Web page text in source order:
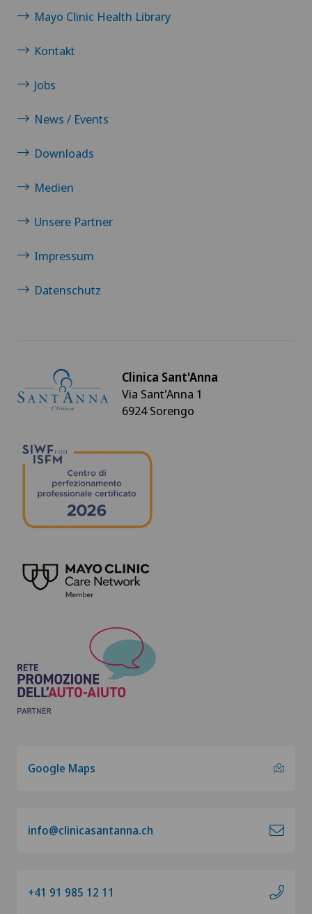
Mayo Clinic Health Library
Kontakt
Jobs
News / Events
Downloads
Medien
Unsere Partner
Impressum
Datenschutz
Clinica Sant'Anna
Via Sant'Anna 1
6924 Sorengo
Google Maps
info@clinicasantanna.ch
+41 91 985 12 11